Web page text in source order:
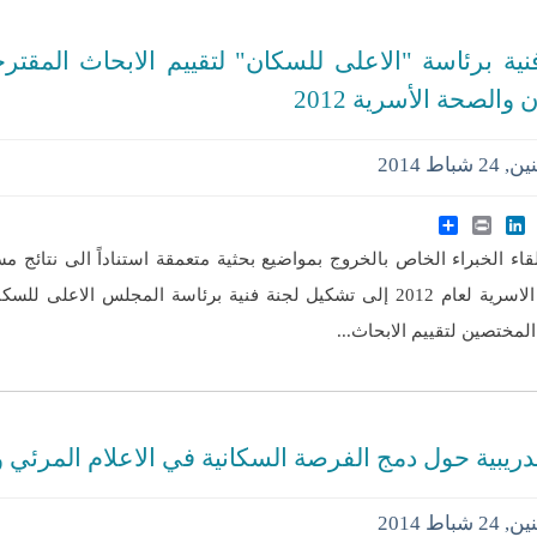
برئاسة "الاعلى للسكان" لتقييم الابحاث
الأسرية 2012
شباط 2014
LinkedIn
Print
Share
الخبراء الخاص بالخروج بمواضيع بحثية متعمقة استناداً الى نتائج
والصحة الاسرية لعام 2012 إلى تشكيل لجنة فنية برئاسة المجلس
لتقييم الابحاث...
حول دمج الفرصة السكانية في الاعلام
شباط 2014